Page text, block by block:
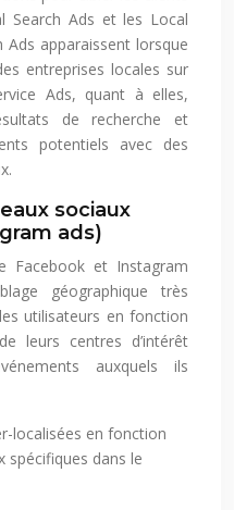
Search Ads et les Local
Ads apparaissent lorsque
entreprises locales sur
Ads, quant à elles,
de recherche et
potentiels avec des
sociaux
ads)
Facebook et Instagram
géographique très
utilisateurs en fonction
leurs centres d’intérêt
auxquels ils
localisées en fonction
spécifiques dans le